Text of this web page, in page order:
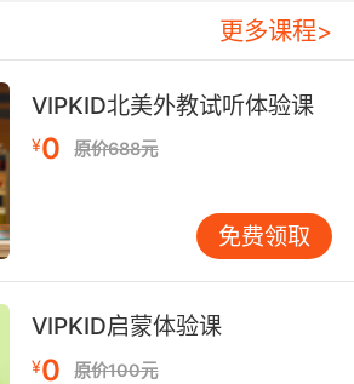
。 第四款推荐的是PBS Kids
主要提供与PBS Kids节目相关
动画、教育短片和互动游戏
通过寓教于乐的方式，让孩
同时学习英语。其免费版已经
资源，涵盖了英语学习的各个
Kids Video还提供了家长控制
限制孩子的观看时间，确保学
。 最后，我们推荐的是
专为幼儿园和小学低年级的儿
了英语学习的各个方面，包括
、阅读和写作等。Starfall通过
更多课程>
VIPKID北美外教试听体验课
¥0 原价688元
免费领取
VIPKID启蒙体验课
¥0 原价100元